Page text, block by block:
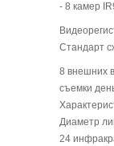
- 8 камер
Стандарт
8 внешних
съемки
Диаметр
24